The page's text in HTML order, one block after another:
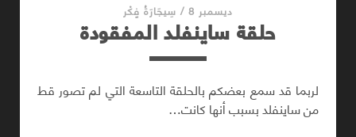
ديسمبر 8 / سِيجَارَةُ فٍكْر
حلقة ساينفلد المفقودة
لربما قد سمع بعضكم بالحلقة التاسعة التي لم تصور قط
من ساينفلد بسبب أنها كانت…